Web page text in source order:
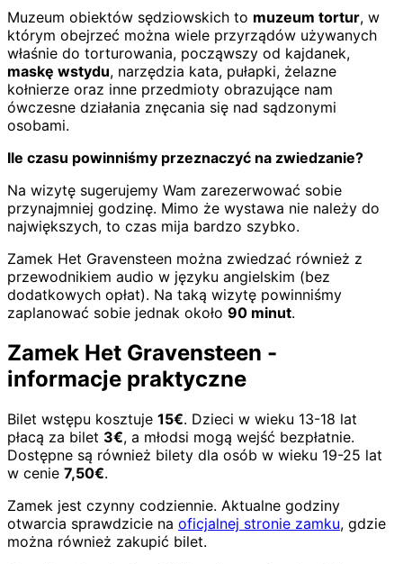
Muzeum obiektów sędziowskich to muzeum tortur, w
którym obejrzeć można wiele przyrządów używanych
właśnie do torturowania, począwszy od kajdanek,
maskę wstydu, narzędzia kata, pułapki, żelazne
kołnierze oraz inne przedmioty obrazujące nam
ówczesne działania znęcania się nad sądzonymi
osobami.
Ile czasu powinniśmy przeznaczyć na zwiedzanie?
Na wizytę sugerujemy Wam zarezerwować sobie
przynajmniej godzinę. Mimo że wystawa nie należy do
największych, to czas mija bardzo szybko.
Zamek Het Gravensteen można zwiedzać również z
przewodnikiem audio w języku angielskim (bez
dodatkowych opłat). Na taką wizytę powinniśmy
zaplanować sobie jednak około 90 minut.
Zamek Het Gravensteen -
informacje praktyczne
Bilet wstępu kosztuje 15€. Dzieci w wieku 13-18 lat
płacą za bilet 3€, a młodsi mogą wejść bezpłatnie.
Dostępne są również bilety dla osób w wieku 19-25 lat
w cenie 7,50€.
Zamek jest czynny codziennie. Aktualne godziny
otwarcia sprawdzicie na oficjalnej stronie zamku, gdzie
można również zakupić bilet.